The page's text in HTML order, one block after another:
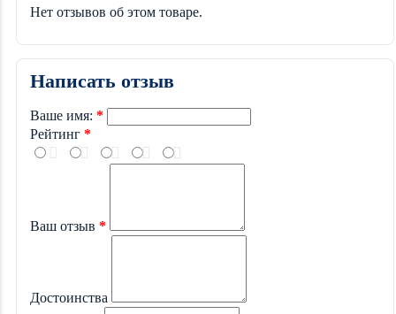
Нет отзывов об этом товаре.
Написать отзыв
Ваше имя:
Рейтинг
Ваш отзыв
Достоинства